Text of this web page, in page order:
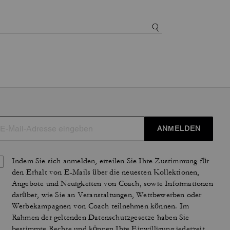
ANMELDEN
Indem Sie sich anmelden, erteilen Sie Ihre Zustimmung für
den Erhalt von E-Mails über die neuesten Kollektionen,
Angebote und Neuigkeiten von Coach, sowie Informationen
darüber, wie Sie an Veranstaltungen, Wettbewerben oder
Werbekampagnen von Coach teilnehmen können. Im
Rahmen der geltenden Datenschutzgesetze haben Sie